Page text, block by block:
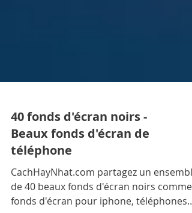
40 fonds d'écran noirs -
téléphone
CachHayNhat.com partagez un ensemble